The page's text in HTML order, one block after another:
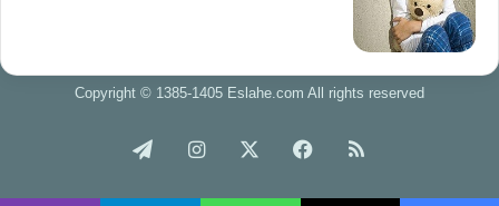
Copyright © 1385-1405 Eslahe.com All rights reserved
خوراک فیس اینستاگرام